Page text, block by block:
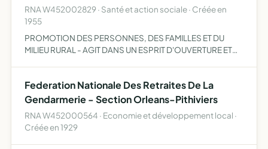
RNA W452002829 · Santé et action sociale · Créée en
1955
PROMOTION DES PERSONNES, DES FAMILLES ET DU
MILIEU RURAL - AGIT DANS UN ESPRIT D'OUVERTURE ET
Federation Nationale Des Retraites De La
Gendarmerie - Section Orleans-Pithiviers
RNA W452000564 · Economie et développement local ·
Créée en 1929